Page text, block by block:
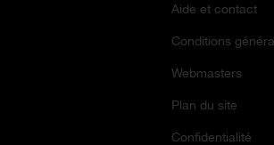
Aide et contact
Conditions
Webmasters
Plan du site
Confidentialité